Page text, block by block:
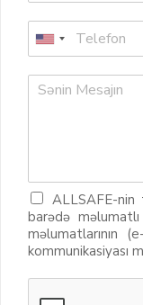
ALLSAFE-
barədə
məlumatlarının
kommunikasiyası